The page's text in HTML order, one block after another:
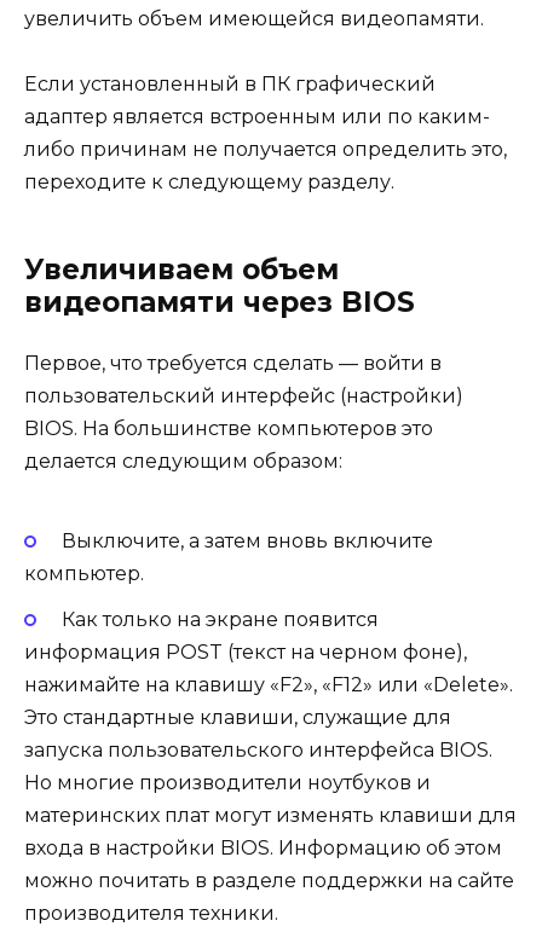
увеличить объем имеющейся видеопамяти.
Если установленный в ПК графический
адаптер является встроенным или по каким-
либо причинам не получается определить это,
переходите к следующему разделу.
Увеличиваем объем
видеопамяти через BIOS
Первое, что требуется сделать — войти в
пользовательский интерфейс (настройки)
BIOS. На большинстве компьютеров это
делается следующим образом:
Выключите, а затем вновь включите
компьютер.
Как только на экране появится
информация POST (текст на черном фоне),
нажимайте на клавишу «F2», «F12» или «Delete».
Это стандартные клавиши, служащие для
запуска пользовательского интерфейса BIOS.
Но многие производители ноутбуков и
материнских плат могут изменять клавиши для
входа в настройки BIOS. Информацию об этом
можно почитать в разделе поддержки на сайте
производителя техники.